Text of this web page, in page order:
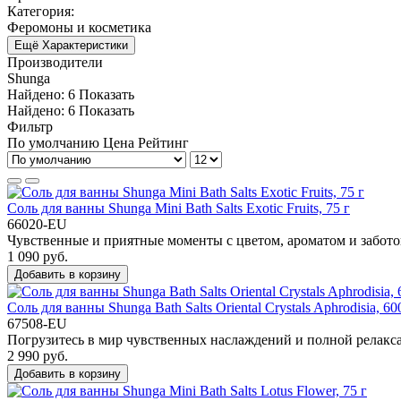
Категория:
Феромоны и косметика
Ещё Характеристики
Производители
Shunga
Найдено: 6 Показать
Найдено: 6 Показать
Фильтр
По умолчанию Цена Рейтинг
Соль для ванны Shunga Mini Bath Salts Exotic Fruits, 75 г
66020-EU
Чувственные и приятные моменты с цветом, ароматом и
1 090 руб.
Добавить в корзину
Соль для ванны Shunga Bath Salts Oriental Crystals Aphrodisia,
67508-EU
Погрузитесь в мир чувственных наслаждений и полной
2 990 руб.
Добавить в корзину